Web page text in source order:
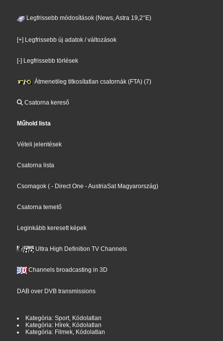
Legfrissebb módosítások (News, Astra 19,2°E)
[+] Legfrissebb új adatok / változások
[-] Legfrissebb törlések
Átmenetileg titkosítatlan csatornák (FTA) (7)
Csatorna kereső
Műhold lista
Vételi jelentések
Csatorna lista
Csomagok (- Direct One - AustriaSat Magyarország)
Csatorna temető
Leginkább keresett képek
Ultra High Definition TV Channels
Channels broadcasting in 3D
DAB over DVB transmissions
Kategória: Sport, Kódolatlan
Kategória: Hírek, Kódolatlan
Kategória: Filmek, Kódolatlan